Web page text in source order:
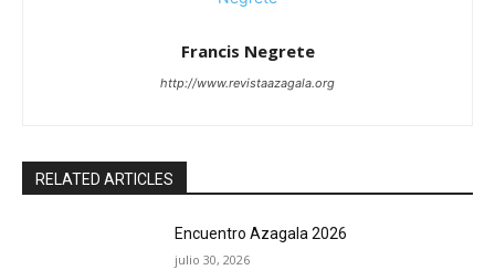
Francis Negrete
http://www.revistaazagala.org
RELATED ARTICLES
Encuentro Azagala 2026
julio 30, 2026